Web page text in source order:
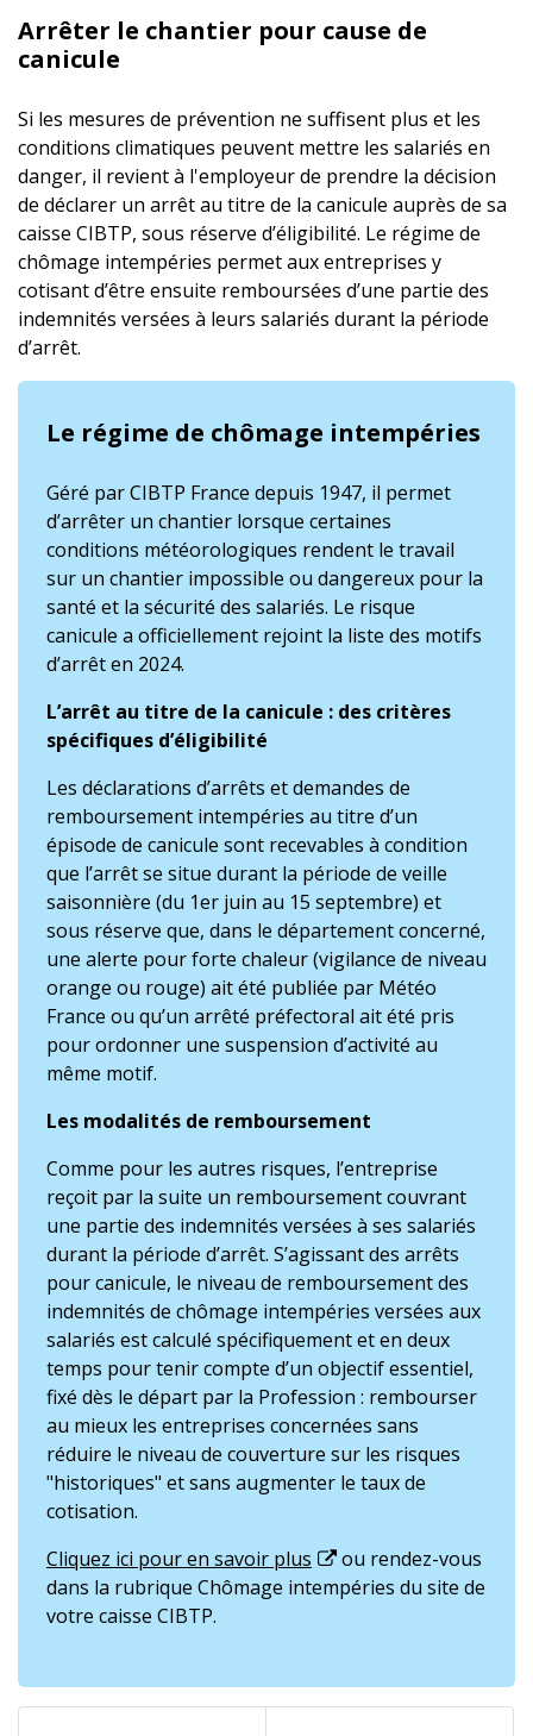
Arrêter le chantier pour cause de
canicule
Si les mesures de prévention ne suffisent plus et les
conditions climatiques peuvent mettre les salariés en
danger, il revient à l'employeur de prendre la décision
de déclarer un arrêt au titre de la canicule auprès de sa
caisse CIBTP, sous réserve d’éligibilité. Le régime de
chômage intempéries permet aux entreprises y
cotisant d’être ensuite remboursées d’une partie des
indemnités versées à leurs salariés durant la période
d’arrêt.
Le régime de chômage intempéries
Géré par CIBTP France depuis 1947, il permet
d’arrêter un chantier lorsque certaines
conditions météorologiques rendent le travail
sur un chantier impossible ou dangereux pour la
santé et la sécurité des salariés. Le risque
canicule a officiellement rejoint la liste des motifs
d’arrêt en 2024.
L’arrêt au titre de la canicule : des critères
spécifiques d’éligibilité
Les déclarations d’arrêts et demandes de
remboursement intempéries au titre d’un
épisode de canicule sont recevables à condition
que l’arrêt se situe durant la période de veille
saisonnière (du 1er juin au 15 septembre) et
sous réserve que, dans le département concerné,
une alerte pour forte chaleur (vigilance de niveau
orange ou rouge) ait été publiée par Météo
France ou qu’un arrêté préfectoral ait été pris
pour ordonner une suspension d’activité au
même motif.
Les modalités de remboursement
Comme pour les autres risques, l’entreprise
reçoit par la suite un remboursement couvrant
une partie des indemnités versées à ses salariés
durant la période d’arrêt. S’agissant des arrêts
pour canicule, le niveau de remboursement des
indemnités de chômage intempéries versées aux
salariés est calculé spécifiquement et en deux
temps pour tenir compte d’un objectif essentiel,
fixé dès le départ par la Profession : rembourser
au mieux les entreprises concernées sans
réduire le niveau de couverture sur les risques
"historiques" et sans augmenter le taux de
cotisation.
Cliquez ici pour en savoir plus
ou rendez-vous
dans la rubrique Chômage intempéries du site de
votre caisse CIBTP.